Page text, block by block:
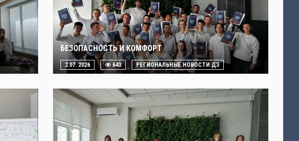
БЕЗОПАСНОСТЬ И КОМФОРТ
2.07. 2026 643 РЕГИОНАЛЬНЫЕ НОВОСТИ ДЭ